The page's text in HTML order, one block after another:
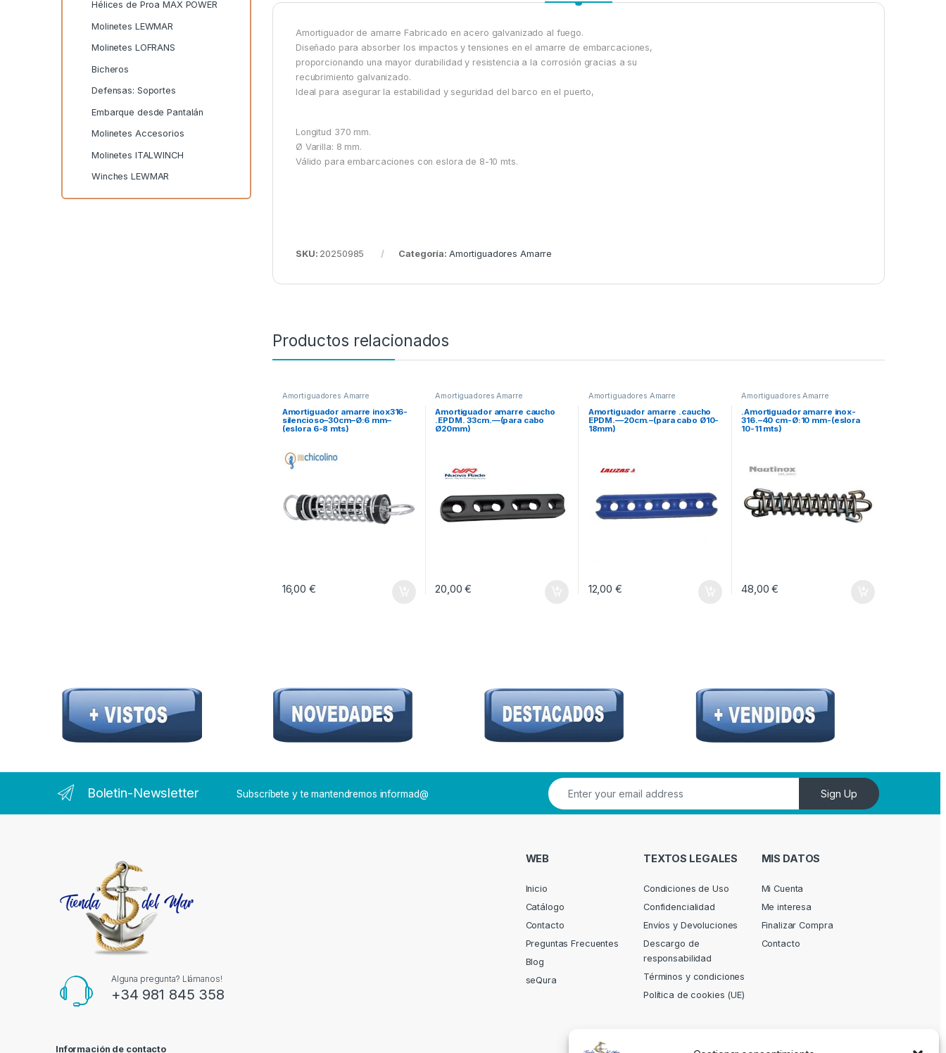
Amortiguador de amarre Fabricado en acero galvanizado al fuego.
Diseñado para absorber los impactos y tensiones en el amarre de embarcaciones,
proporcionando una mayor durabilidad y resistencia a la corrosión gracias a su
recubrimiento galvanizado.
Ideal para asegurar la estabilidad y seguridad del barco en el puerto,
Longitud 370 mm.
Ø Varilla: 8 mm.
Válido para embarcaciones con eslora de 8-10 mts.
SKU: 20250985 Categoría: Amortiguadores Amarre
Productos relacionados
Amortiguadores Amarre
Amortiguador amarre inox316-
silencioso–30cm–Ø:6 mm–
(eslora 6-8 mts)
16,00 €
Amortiguadores Amarre
Amortiguador amarre caucho
.EPDM. 33cm.—(para cabo
Ø20mm)
20,00€
Amortiguadores Amarre
Amortiguador amarre .caucho
EPDM.—20cm.–(para cabo Ø10-
18mm)
12,00 €
Amortiguadores Amarre
.Amortiguador amarre inox-
316.–40 cm-Ø:10 mm-(eslora
10-11 mts)
48,00€
Hélices de Proa MAX POWER
Molinetes LEWMAR
Molinetes LOFRANS
Bicheros
Defensas: Soportes
Embarque desde Pantalán
Molinetes Accesorios
Molinetes ITALWINCH
Winches LEWMAR
Boletin-Newsletter Subscríbete y te mantendremos informad@ Sign Up
Alguna pregunta? Llámanos!
+34 981 845 358
Información de contacto
WEB
Inicio
Catálogo
Contacto
Preguntas Frecuentes
Blog
seQura
TEXTOS LEGALES
Condiciones de Uso
Confidencialidad
Envíos y Devoluciones
Descargo de
responsabilidad
Términos y condiciones
Política de cookies (UE)
MIS DATOS
Mi Cuenta
Me interesa
Finalizar Compra
Contacto